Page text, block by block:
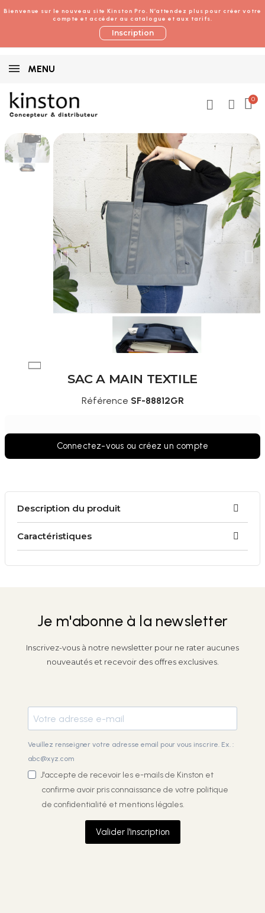
Bienvenue sur le nouveau site Kinston Pro. N’attendez plus pour créer votre
compte et accéder au catalogue et aux tarifs.
Inscription
MENU
SAC A MAIN TEXTILE
Référence SF-88812GR
Connectez-vous ou créez un compte
Description du produit
Caractéristiques
Je m'abonne à la newsletter
Inscrivez-vous à notre newsletter pour ne rater aucunes
nouveautés et recevoir des offres exclusives.
Veuillez renseigner votre adresse email pour vous inscrire. Ex. :
abc@xyz.com
J'accepte de recevoir les e-mails de Kinston et
confirme avoir pris connaissance de votre politique
de confidentialité et mentions légales.
Valider l'inscription